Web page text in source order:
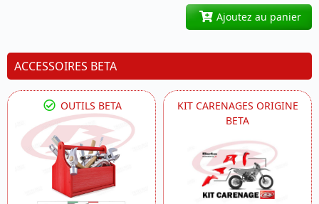
Ajoutez au panier
ACCESSOIRES BETA
OUTILS BETA
KIT CARENAGES ORIGINE
BETA